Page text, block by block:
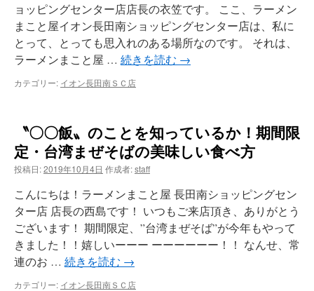
ョッピングセンター店店長の衣笠です。 ここ、ラーメン
まこと屋イオン長田南ショッピングセンター店は、私に
とって、とっても思入れのある場所なのです。 それは、
ラーメンまこと屋 … 続きを読む →
カテゴリー: イオン長田南ＳＣ店
〝〇〇飯〟のことを知っているか！期間限
定・台湾まぜそばの美味しい食べ方
投稿日:2019年10月4日 作成者:staff
こんにちは！ラーメンまこと屋 長田南ショッピングセン
ター店 店長の西島です！ いつもご来店頂き、ありがとう
ございます！ 期間限定、”台湾まぜそば”が今年もやって
きました！！嬉しいーーー ーーーーーー！！ なんせ、常
連のお … 続きを読む →
カテゴリー: イオン長田南ＳＣ店